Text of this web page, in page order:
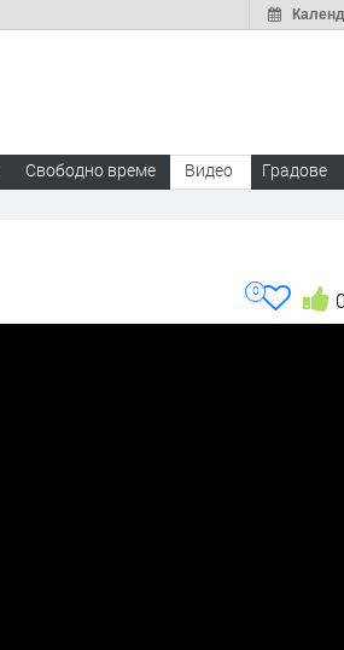
Свободно време Видео Градове
0